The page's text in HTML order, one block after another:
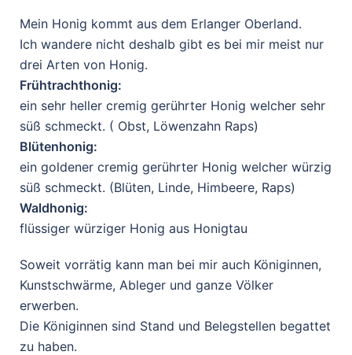
Mein Honig kommt aus dem Erlanger Oberland.
Ich wandere nicht deshalb gibt es bei mir meist nur
drei Arten von Honig.
Frühtrachthonig:
ein sehr heller cremig gerührter Honig welcher sehr
süß schmeckt. ( Obst, Löwenzahn Raps)
Blütenhonig:
ein goldener cremig gerührter Honig welcher würzig
süß schmeckt. (Blüten, Linde, Himbeere, Raps)
Waldhonig:
flüssiger würziger Honig aus Honigtau
Soweit vorrätig kann man bei mir auch Königinnen,
Kunstschwärme, Ableger und ganze Völker
erwerben.
Die Königinnen sind Stand und Belegstellen begattet
zu haben.